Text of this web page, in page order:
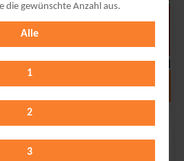
die gewünschte Anzahl aus.
Alle
1
2
3
anzeigen